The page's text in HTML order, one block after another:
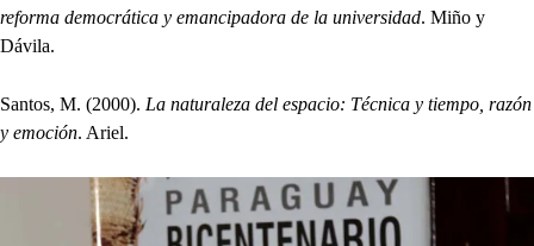
reforma democrática y emancipadora de la universidad. Miño y
Dávila.
Santos, M. (2000). La naturaleza del espacio: Técnica y tiempo, razón
y emoción. Ariel.